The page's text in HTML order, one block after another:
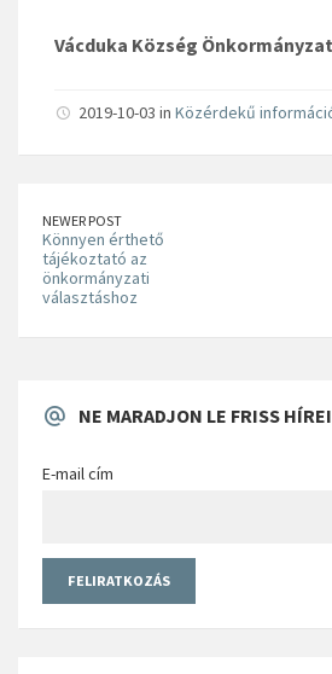
Vácduka Község
2019-10-03 in Közérdekű
NEWER POST
Könnyen érthető
tájékoztató az
önkormányzati
választáshoz
NE MARADJON LE FRISS
E-mail cím